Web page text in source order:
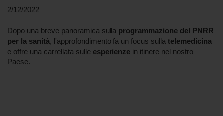
2/12/2022
Dopo una breve panoramica sulla programmazione del PNRR
per la sanità, l'approfondimento fa un focus sulla telemedicina
e offre una carrellata sulle esperienze in itinere nel nostro
Paese.